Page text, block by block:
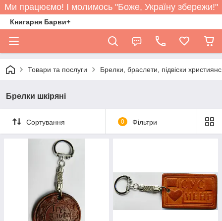
Ми працюємо! І молимось "Боже, Україну збережи!"
Книгарня Барви+
Товари та послуги Брелки, браслети, підвіски
Брелки шкіряні
Сортування 0 Фільтри